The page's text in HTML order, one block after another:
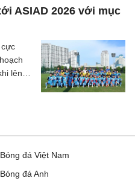
ASIAD 2026 với mục
lên
Bóng đá Việt Nam
Bóng đá Anh